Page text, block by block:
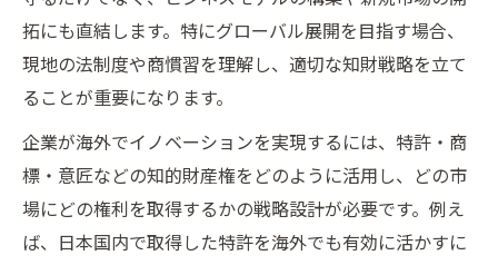
とは
知的財産輸出がもたらすイノベーション効
果
例
グローバル競争で差をつける知財戦略とは
イノベーション創出に有効な知的財産輸出
戦略
拓にも直結します。特にグローバル展開を目指す場合、
現地の法制度や商慣習を理解し、適切な知財戦略を立て
ることが重要になります。
企業が海外でイノベーションを実現するには、特許・商
標・意匠などの知的財産権をどのように活用し、どの市
場にどの権利を取得するかの戦略設計が必要です。例え
ば、日本国内で取得した特許を海外でも有効に活かすに